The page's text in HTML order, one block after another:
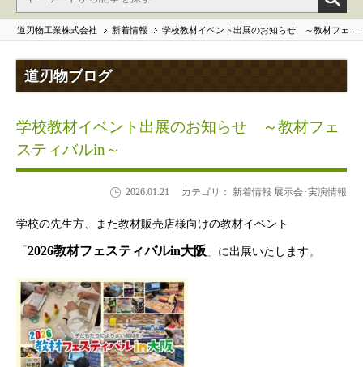
道刃物工業株式会社 新着情報 学校教材イベント出展のお知らせ ～教材フェスティバルin～
道刃物ブログ
学校教材イベント出展のお知らせ ～教材フェ
スティバルin～
2026.01.21 カテゴリ： 新着情報 展示会･実演情報
学校の先生方、また教材販売店様向けの教材イベント
「 2026教材フェスティバルin大阪 」に出展いたします。